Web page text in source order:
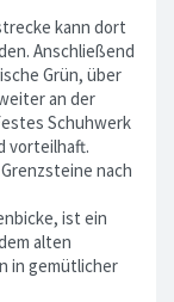
kann dort
Anschließend
Grün, über
an der
Schuhwerk
vorteilhaft.
nach
ist ein
alten
in gemütlicher